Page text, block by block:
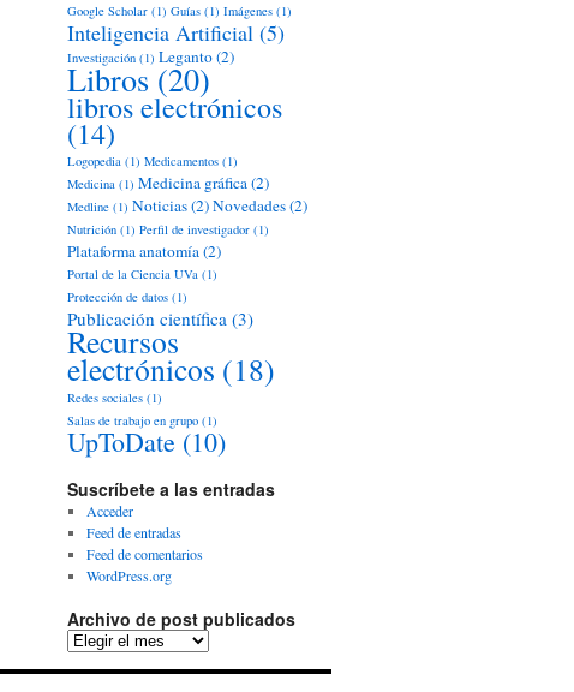
Google Scholar (1) Guías (1) Imágenes (1)
Inteligencia Artificial (5)
Investigación (1) Leganto(2)
Libros(20)
libros electrónicos
(14)
Logopedia (1) Medicamentos (1)
Medicina (1) Medicina gráfica(2)
Medline (1) Noticias(2)Novedades(2)
Nutrición (1) Perfil de investigador (1)
Plataforma anatomía(2)
Portal de la Ciencia UVa (1)
Protección de datos (1)
Publicación científica (3)
Recursos
electrónicos (18)
Redes sociales (1)
Salas de trabajo en grupo (1)
UpToDate (10)
Suscríbete a las entradas
Acceder
Feed de entradas
Feed de comentarios
WordPress.org
Archivo de post publicados
Archivo